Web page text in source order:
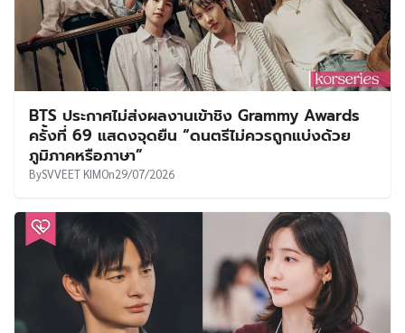
BTS ประกาศไม่ส่งผลงานเข้าชิง Grammy Awards
ครั้งที่ 69 แสดงจุดยืน “ดนตรีไม่ควรถูกแบ่งด้วย
ภูมิภาคหรือภาษา”
BySVVEET KIMOn29/07/2026